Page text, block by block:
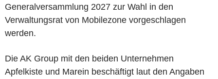
Generalversammlung 2027 zur Wahl in den
Verwaltungsrat von Mobilezone vorgeschlagen
werden.
Die AK Group mit den beiden Unternehmen
Apfelkiste und Marein beschäftigt laut den Angaben